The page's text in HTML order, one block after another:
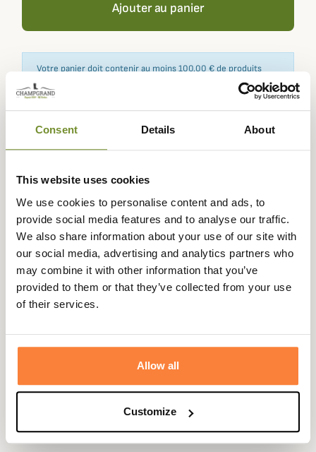
Consent Details About
This website uses cookies
We use cookies to personalise content and ads, to
provide social media features and to analyse our traffic.
We also share information about your use of our site with
our social media, advertising and analytics partners who
may combine it with other information that you’ve
provided to them or that they’ve collected from your use
of their services.
Allow all
Customize
Ajouter au panier
Votre panier doit contenir au moins 100,00 € de produits
la journée
retour sous
Description
Country Sellerie vous propose sa pochette en croûte de
Très pratique, cette pochette vous suivra partout grâce à
son passant pour votre ceinture et ainsi disposer de votre
pochette pour balles en toute situation de chasse.
Dimensions : 17cm x 11cm